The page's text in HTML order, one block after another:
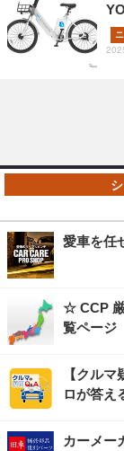
愛車を任
☆ CCP
覧ページ
【クル
ロが答え
カーメー